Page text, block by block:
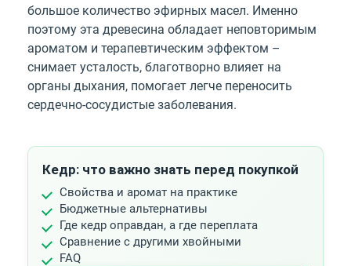
большое количество эфирных масел. Именно
поэтому эта древесина обладает неповторимым
ароматом и терапевтическим эффектом –
снимает усталость, благотворно влияет на
органы дыхания, помогает легче переносить
сердечно-сосудистые заболевания.
Кедр: что важно знать перед покупкой
Свойства и аромат на практике
Бюджетные альтернативы
Где кедр оправдан, а где переплата
Сравнение с другими хвойными
FAQ